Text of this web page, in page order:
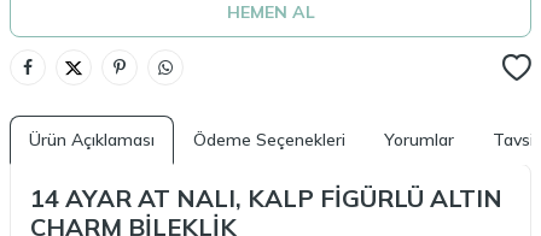
HEMEN AL
Ürün Açıklaması Ödeme Seçenekleri Yorumlar
14 AYAR AT NALI, KALP FİGÜRLÜ ALTIN
CHARM BİLEKLİK